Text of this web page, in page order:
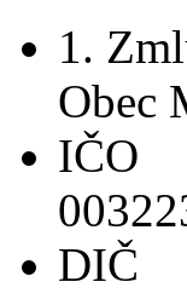
1.
Obec
IČO
DIČ